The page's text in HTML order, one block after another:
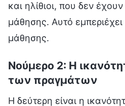
και ηλίθιοι, που δεν
μάθησης. Αυτό εμπεριέχει
μάθησης.
Νούμερο 2: Η
των πραγμάτων
Η δεύτερη είναι η